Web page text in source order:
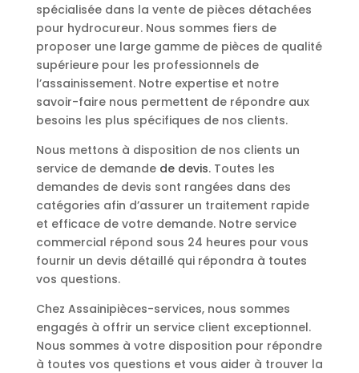
spécialisée dans la vente de pièces détachées
pour hydrocureur. Nous sommes fiers de
proposer une large gamme de pièces de qualité
supérieure pour les professionnels de
l’assainissement. Notre expertise et notre
savoir-faire nous permettent de répondre aux
besoins les plus spécifiques de nos clients.
Nous mettons à disposition de nos clients un
service de demande de devis. Toutes les
demandes de devis sont rangées dans des
catégories afin d’assurer un traitement rapide
et efficace de votre demande. Notre service
commercial répond sous 24 heures pour vous
fournir un devis détaillé qui répondra à toutes
vos questions.
Chez Assainipièces-services, nous sommes
engagés à offrir un service client exceptionnel.
Nous sommes à votre disposition pour répondre
à toutes vos questions et vous aider à trouver la